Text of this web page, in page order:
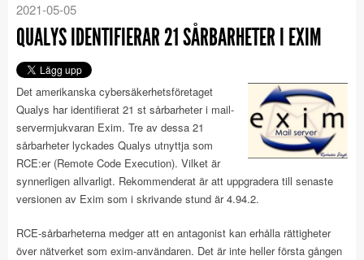
2021-05-05
QUALYS IDENTIFIERAR 21 SÅRBARHETER I EXIM
Det amerikanska cybersäkerhetsföretaget
Qualys har identifierat 21 st sårbarheter i mail-
servermjukvaran Exim. Tre av dessa 21
sårbarheter lyckades Qualys utnyttja som
RCE:er (Remote Code Execution). Vilket är
synnerligen allvarligt. Rekommenderat är att uppgradera till senaste
versionen av Exim som i skrivande stund är 4.94.2.
RCE-sårbarheterna medger att en antagonist kan erhålla rättigheter
över nätverket som exim-användaren. Det är inte heller första gången